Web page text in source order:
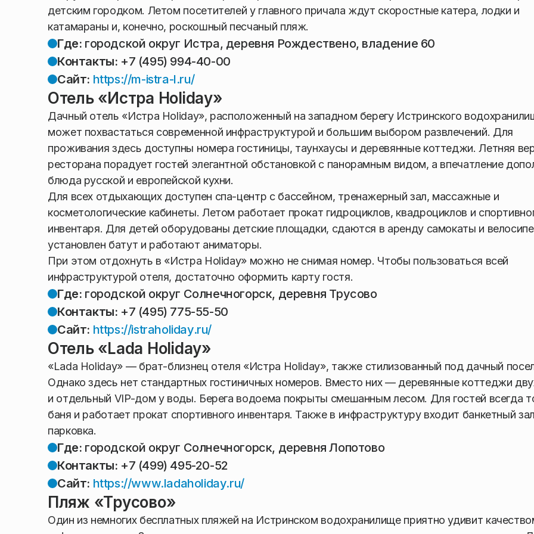
детским городком. Летом посетителей у главного причала ждут скоростные катера, лодки и
катамараны и, конечно, роскошный песчаный пляж.
Где: городской округ Истра, деревня Рождествено, владение 60
Контакты: +7 (495) 994-40-00
Сайт: https://m-istra-l.ru/
Отель «Истра Holiday»
Дачный отель «Истра Holiday», расположенный на западном берегу Истринского
может похвастаться современной инфраструктурой и большим выбором развлечений. Для
проживания здесь доступны номера гостиницы, таунхаусы и деревянные коттеджи. Летняя
ресторана порадует гостей элегантной обстановкой с панорамным видом, а впечатление
блюда русской и европейской кухни.
Для всех отдыхающих доступен спа-центр с бассейном, тренажерный зал, массажные и
косметологические кабинеты. Летом работает прокат гидроциклов, квадроциклов и
инвентаря. Для детей оборудованы детские площадки, сдаются в аренду самокаты и
установлен батут и работают аниматоры.
При этом отдохнуть в «Истра Holiday» можно не снимая номер. Чтобы пользоваться всей
инфраструктурой отеля, достаточно оформить карту гостя.
Где: городской округ Солнечногорск, деревня Трусово
Контакты: +7 (495) 775-55-50
Сайт: https://istraholiday.ru/
Отель «Lada Holiday»
«Lada Holiday» — брат-близнец отеля «Истра Holiday», также стилизованный под дачный
Однако здесь нет стандартных гостиничных номеров. Вместо них — деревянные коттеджи
и отдельный VIP-дом у воды. Берега водоема покрыты смешанным лесом. Для гостей всегда
баня и работает прокат спортивного инвентаря. Также в инфраструктуру входит банкетный
парковка.
Где: городской округ Солнечногорск, деревня Лопотово
Контакты: +7 (499) 495-20-52
Сайт: https://www.ladaholiday.ru/
Пляж «Трусово»
Один из немногих бесплатных пляжей на Истринском водохранилище приятно удивит